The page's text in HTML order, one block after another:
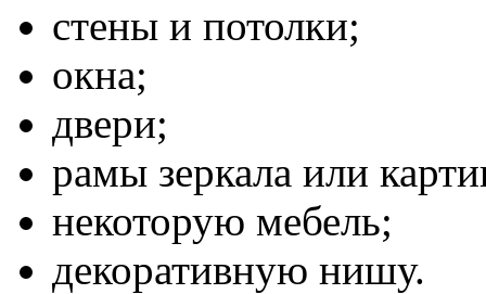
стены и потолки;
окна;
двери;
рамы зеркала или
некоторую мебель;
декоративную нишу.